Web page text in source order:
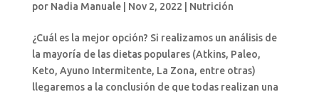
por Nadia Manuale| Nov 2, 2022 Nutrición
¿Cuál es la mejor opción? Si realizamos un análisis de
la mayoría de las dietas populares (Atkins, Paleo,
Keto, Ayuno Intermitente, La Zona, entre otras)
llegaremos a la conclusión de que todas realizan una